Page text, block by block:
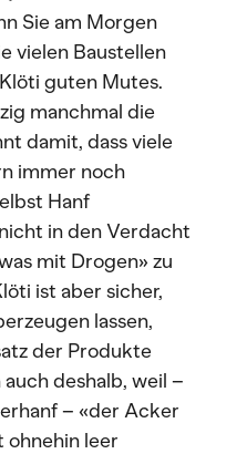
Sie am Morgen
vielen Baustellen
guten Mutes.
manchmal die
damit, dass viele
immer noch
Hanf
in den Verdacht
mit Drogen» zu
ist aber sicher,
lassen,
der Produkte
deshalb, weil –
– «der Acker
ohnehin leer